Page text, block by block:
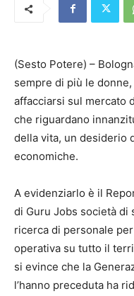
(Sesto Potere) –
sempre di più le
affacciarsi sul mercato
che riguardano
della vita, un desiderio
economiche.
A evidenziarlo è il
di Guru Jobs società di
ricerca di personale
operativa su tutto il
si evince che la
l’hanno preceduta ha